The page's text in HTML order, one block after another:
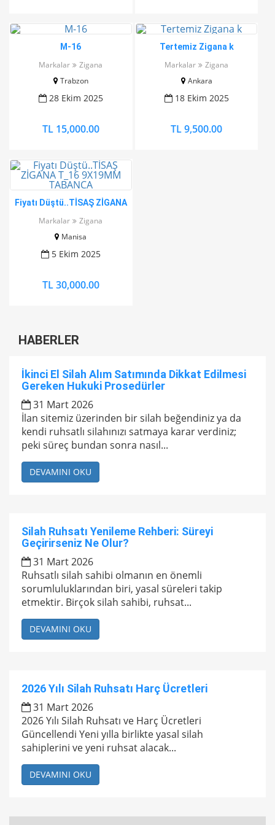
M-16
Markalar
Zigana
Trabzon
28 Ekim 2025
TL 15,000.00
Tertemiz Zigana k
Markalar
Zigana
Ankara
18 Ekim 2025
TL 9,500.00
Fiyatı Düştü..TİSAŞ ZİGANA
Markalar
Zigana
Manisa
5 Ekim 2025
TL 30,000.00
HABERLER
İkinci El Silah Alım Satımında Dikkat Edilmesi
Gereken Hukuki Prosedürler
31 Mart 2026
İlan sitemiz üzerinden bir silah beğendiniz ya da
kendi ruhsatlı silahınızı satmaya karar verdiniz;
peki süreç bundan sonra nasıl...
DEVAMINI OKU
Silah Ruhsatı Yenileme Rehberi: Süreyi
Geçirirseniz Ne Olur?
31 Mart 2026
Ruhsatlı silah sahibi olmanın en önemli
sorumluluklarından biri, yasal süreleri takip
etmektir. Birçok silah sahibi, ruhsat...
DEVAMINI OKU
2026 Yılı Silah Ruhsatı Harç Ücretleri
31 Mart 2026
2026 Yılı Silah Ruhsatı ve Harç Ücretleri
Güncellendi Yeni yılla birlikte yasal silah
sahiplerini ve yeni ruhsat alacak...
DEVAMINI OKU